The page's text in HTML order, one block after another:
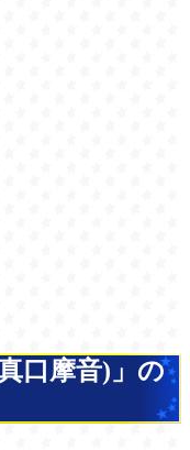
口摩音)」の